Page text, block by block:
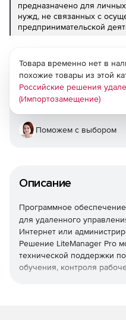
предназначено для
нужд, не связанных с
предпринимательской
Описание
Программное обеспечение
для удаленного
Интернет или
Решение LiteManager Pro
технической поддержки
обучения, контроля
Товара временно нет в
похожие товары из этой
Российские решения
(Импортозамещение)
Поможем с выбором